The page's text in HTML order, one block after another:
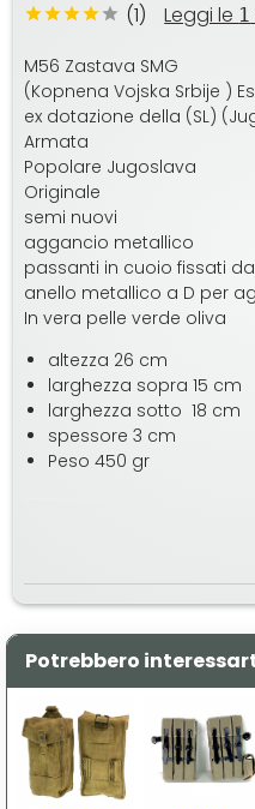
(1) Leggi le 1
M56 Zastava SMG
(Kopnena Vojska Srbije )
ex dotazione della (SL)
Armata
Popolare Jugoslava
Originale
semi nuovi
aggancio metallico
passanti in cuoio fissati
anello metallico a D per
In vera pelle verde oliva
altezza 26 cm
larghezza sopra 15 cm
larghezza sotto 18 cm
spessore 3 cm
Peso 450 gr
Potrebbero